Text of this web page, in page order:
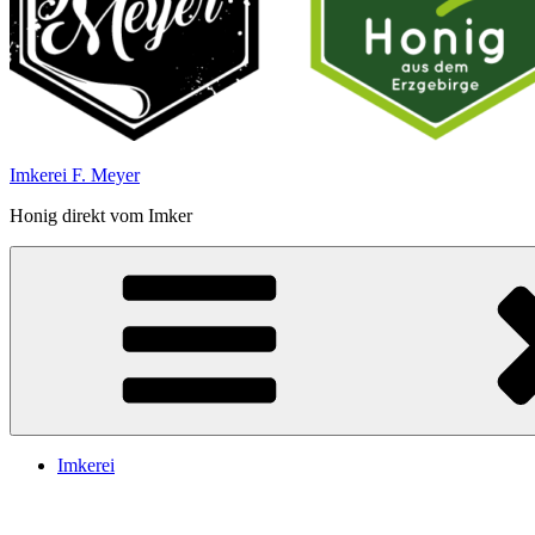
Imkerei F. Meyer
Honig direkt vom Imker
Imkerei